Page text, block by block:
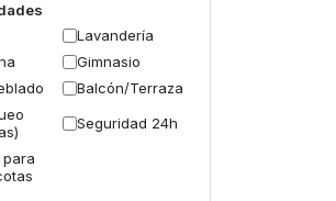
Lavandería
Gimnasio
Balcón/Terraza
Seguridad 24h
para